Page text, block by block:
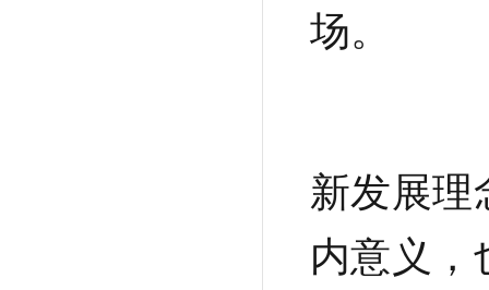
场。
新发展
内意义